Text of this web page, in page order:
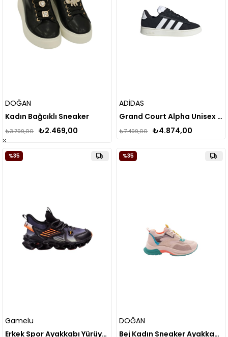
DOĞAN
Kadın Bağcıklı Sneaker
₺2.469,00
₺3.799,00
ADİDAS
Grand Court Alpha Unisex Ayakkabı
₺4.874,00
₺7.499,00
Gamelu
Erkek Spor Ayakkabı Yürüyüş-Koşu Ayakkabısı Özel Taban Özellikli Hava Alan Malzeme
%35
DOĞAN
Bej Kadın Sneaker Ayakkabı DGN.30162-2027
%35